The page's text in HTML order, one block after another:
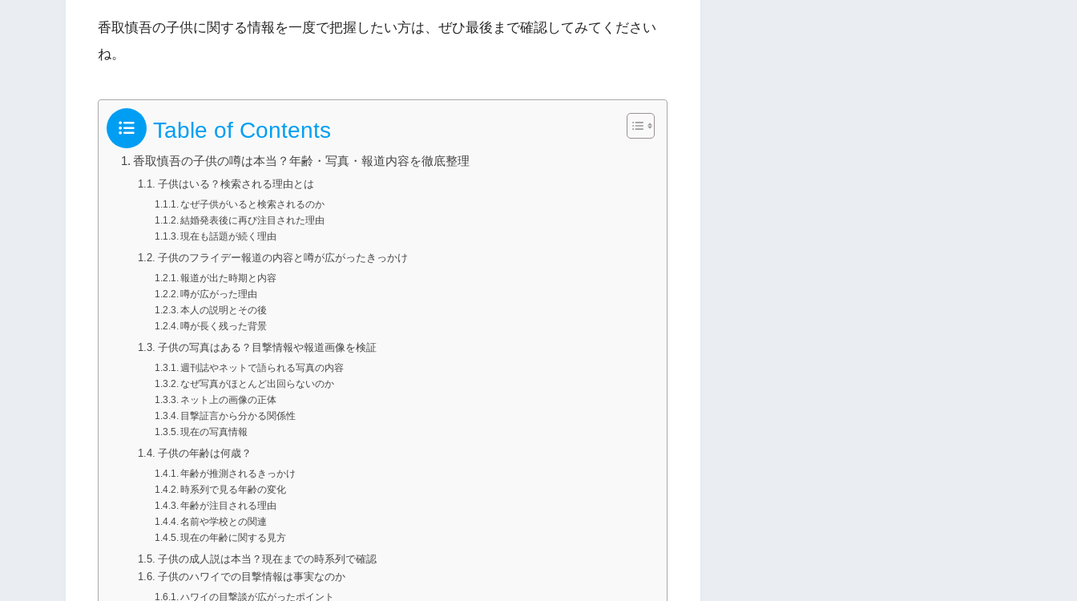
香取慎吾の子供に関する情報を一度で把握したい方は、ぜひ最後まで確認してみてください
ね。
Table of Contents
香取慎吾の子供の噂は本当？年齢・写真・報道内容を徹底整理
子供はいる？検索される理由とは
なぜ子供がいると検索されるのか
結婚発表後に再び注目された理由
現在も話題が続く理由
子供のフライデー報道の内容と噂が広がったきっかけ
報道が出た時期と内容
噂が広がった理由
本人の説明とその後
噂が長く残った背景
子供の写真はある？目撃情報や報道画像を検証
週刊誌やネットで語られる写真の内容
なぜ写真がほとんど出回らないのか
ネット上の画像の正体
目撃証言から分かる関係性
現在の写真情報
子供の年齢は何歳？
年齢が推測されるきっかけ
時系列で見る年齢の変化
年齢が注目される理由
名前や学校との関連
現在の年齢に関する見方
子供の成人説は本当？現在までの時系列で確認
子供のハワイでの目撃情報は事実なのか
ハワイの目撃談が広がったポイント